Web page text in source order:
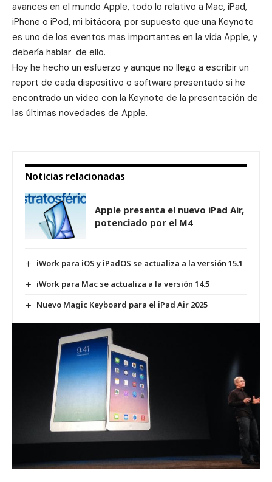
avances en el mundo Apple, todo lo relativo a Mac, iPad,
iPhone o iPod, mi bitácora, por supuesto que una Keynote
es uno de los eventos mas importantes en la vida Apple, y
debería hablar de ello.
Hoy he hecho un esfuerzo y aunque no llego a escribir un
report de cada dispositivo o software presentado si he
encontrado un video con la Keynote de la presentación de
las últimas novedades de Apple.
Noticias relacionadas
Apple presenta el nuevo iPad Air,
potenciado por el M4
iWork para iOS y iPadOS se actualiza a la versión 15.1
iWork para Mac se actualiza a la versión 14.5
Nuevo Magic Keyboard para el iPad Air 2025